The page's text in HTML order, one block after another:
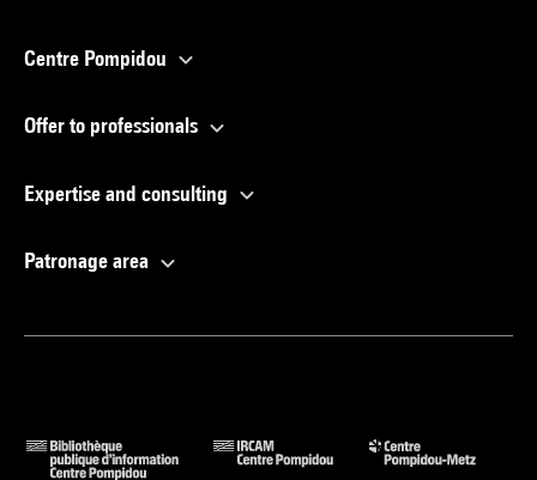
Centre Pompidou
Offer to professionals
Expertise and consulting
Patronage area